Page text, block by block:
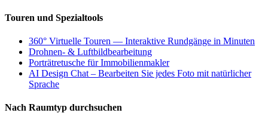
Touren und Spezialtools
360° Virtuelle Touren — Interaktive Rundgänge in Minuten
Drohnen- & Luftbildbearbeitung
Porträtretusche für Immobilienmakler
AI Design Chat – Bearbeiten Sie jedes Foto mit natürlicher
Sprache
Nach Raumtyp durchsuchen